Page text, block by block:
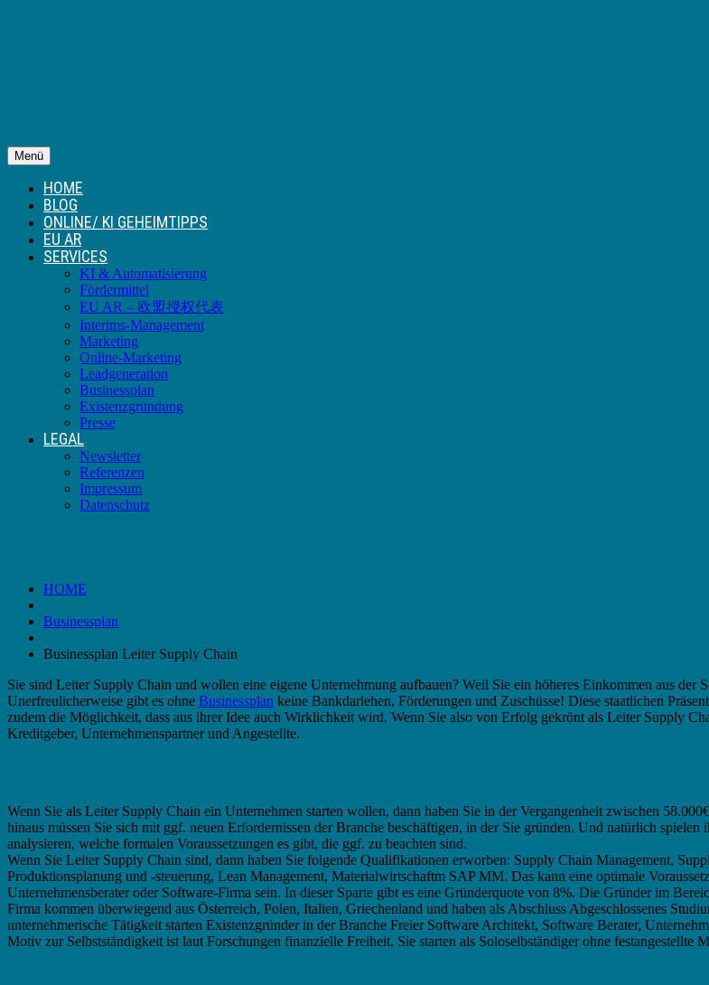
Menü
HOME
BLOG
ONLINE/ KI GEHEIMTIPPS
EU AR
SERVICES
KI & Automatisierung
Fördermittel
EU AR – 欧盟授权代表
Interims-Management
Marketing
Online-Marketing
Leadgeneration
Businessplan
Existenzgründung
Presse
LEGAL
Newsletter
Referenzen
Impressum
Datenschutz
HOME
Businessplan
Businessplan Leiter Supply Chain
Sie sind Leiter Supply Chain und wollen eine eigene Unternehmung aufbauen? Weil Sie ein höheres Einkommen aus der
Unerfreulicherweise gibt es ohne Businessplan keine Bankdarlehen, Förderungen und Zuschüsse! Diese staatlichen
zudem die Möglichkeit, dass aus ihrer Idee auch Wirklichkeit wird. Wenn Sie also von Erfolg gekrönt als Leiter Supply
Kreditgeber, Unternehmenspartner und Angestellte.
Wenn Sie als Leiter Supply Chain ein Unternehmen starten wollen, dann haben Sie in der Vergangenheit zwischen
hinaus müssen Sie sich mit ggf. neuen Erfordernissen der Branche beschäftigen, in der Sie gründen. Und natürlich
analysieren, welche formalen Voraussetzungen es gibt, die ggf. zu beachten sind.
Wenn Sie Leiter Supply Chain sind, dann haben Sie folgende Qualifikationen erworben: Supply Chain Management,
Produktionsplanung und -steuerung, Lean Management, Materialwirtschaftm SAP MM. Das kann eine optimale
Unternehmensberater oder Software-Firma sein. In dieser Sparte gibt es eine Gründerquote von 8%. Die Gründer im
Firma kommen überwiegend aus Österreich, Polen, Italien, Griechenland und haben als Abschluss Abgeschlossenes
unternehmerische Tätigkeit starten Existenzgründer in der Branche Freier Software Architekt, Software Berater,
Motiv zur Selbstständigkeit ist laut Forschungen finanzielle Freiheit. Sie starten als Soloselbständiger ohne festangestellte